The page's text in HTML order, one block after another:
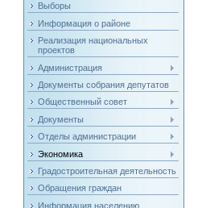
Выборы
Информация о районе
Реализация национальных
проектов
Администрация
Документы собрания депутатов
Общественный совет
Документы
Отделы администрации
Экономика
Градостроительная деятельность
Обращения граждан
Информация населению